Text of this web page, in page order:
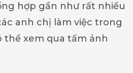
hợp gần như rất nhiều
anh chị làm việc trong
thể xem qua tấm ảnh